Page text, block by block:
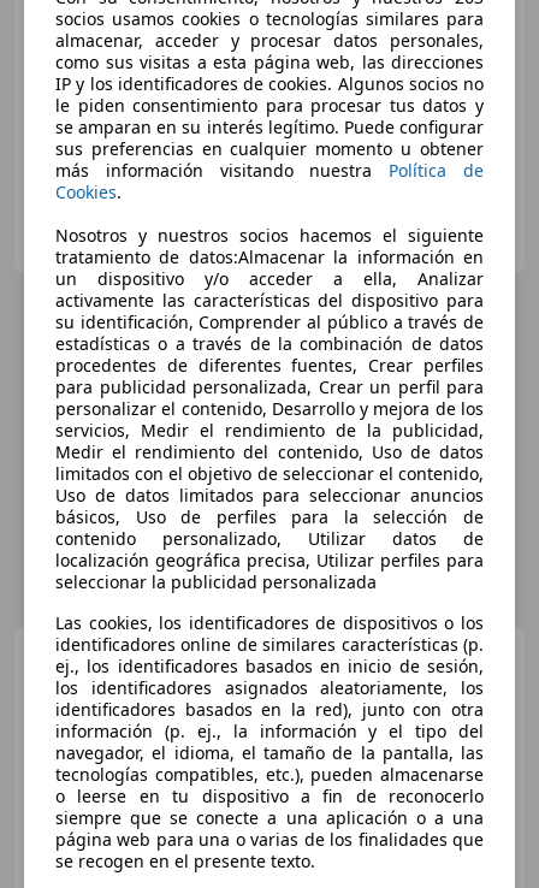
Preciojusto
07/2017 155.970 km
Electro/Gasolina
100 kW (136 CV)
ES-41007 Sevilla
Lexus CT 200h Sport Edition
€ 15.232 1
Precio justo
07/2017 155.970 km
Electro/Gasolina
socios usamos cookies o tecnologías similares para
almacenar, acceder y procesar datos personales,
como sus visitas a esta página web, las direcciones
IP y los identificadores de cookies. Algunos socios no
le piden consentimiento para procesar tus datos y
se amparan en su interés legítimo. Puede configurar
sus preferencias en cualquier momento u obtener
más información visitando nuestra Política de
Cookies.
Nosotros y nuestros socios hacemos el siguiente
tratamiento de datos:Almacenar la información en
un dispositivo y/o acceder a ella, Analizar
activamente las características del dispositivo para
su identificación, Comprender al público a través de
estadísticas o a través de la combinación de datos
procedentes de diferentes fuentes, Crear perfiles
para publicidad personalizada, Crear un perfil para
personalizar el contenido, Desarrollo y mejora de los
servicios, Medir el rendimiento de la publicidad,
Medir el rendimiento del contenido, Uso de datos
limitados con el objetivo de seleccionar el contenido,
Uso de datos limitados para seleccionar anuncios
básicos, Uso de perfiles para la selección de
contenido personalizado, Utilizar datos de
localización geográfica precisa, Utilizar perfiles para
seleccionar la publicidad personalizada
Las cookies, los identificadores de dispositivos o los
identificadores online de similares características (p.
ej., los identificadores basados en inicio de sesión,
los identificadores asignados aleatoriamente, los
identificadores basados en la red), junto con otra
información (p. ej., la información y el tipo del
navegador, el idioma, el tamaño de la pantalla, las
tecnologías compatibles, etc.), pueden almacenarse
o leerse en tu dispositivo a fin de reconocerlo
siempre que se conecte a una aplicación o a una
página web para una o varias de los finalidades que
se recogen en el presente texto.